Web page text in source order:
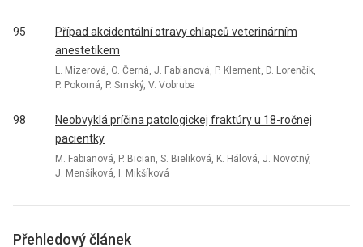
95
Případ akcidentální otravy chlapců veterinárním
anestetikem
L. Mizerová, O. Černá, J. Fabianová, P. Klement, D. Lorenčík,
P. Pokorná, P. Srnský, V. Vobruba
98
Neobvyklá príčina patologickej fraktúry u 18-ročnej
pacientky
M. Fabianová, P. Bician, S. Bieliková, K. Hálová, J. Novotný,
J. Menšíková, I. Mikšíková
Přehledový článek